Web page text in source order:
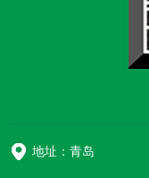
地址：青岛